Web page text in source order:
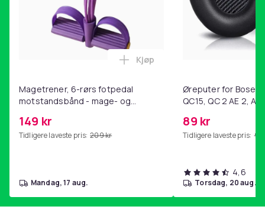
Magetrener, 6-rørs fotpedal
motstandsbånd - mage- og
hjemmegymnastikk Purple
149 kr
Tidligere laveste pris: 209 kr
Legg Magetrener, 6-rørs
Kjøp
mandag, 17 aug.
Øreputer for Bose
QC15, QC 2 AE 2, AE
89 kr
Tidligere laveste pris: 99
4,6
torsdag, 20 aug.